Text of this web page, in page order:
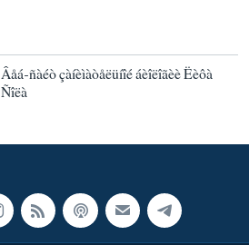
Âåá-ñàéò çàíèìàòåëüíîé áèîëîãèè Ëèôà
Ñîëà